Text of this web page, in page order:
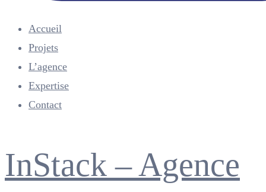
Accueil
Projets
L’agence
Expertise
Contact
InStack – Agence